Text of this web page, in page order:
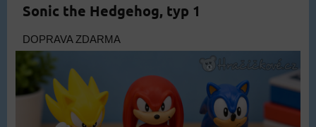
Sonic the Hedgehog, typ 1
DOPRAVA ZDARMA